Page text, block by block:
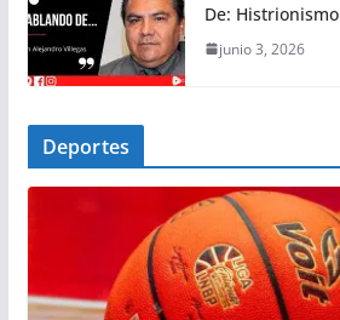
De: Histrionismo
junio 3, 2026
Deportes